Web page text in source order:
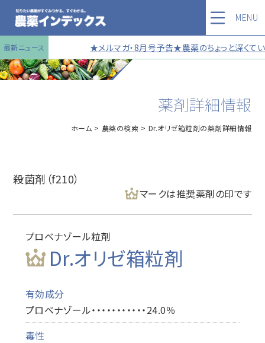
最新ニュース ★メルマガ・8月号予告★農薬のちょっと深
MENU
薬剤詳細情報
ホーム 農薬の検索 Dr.オリゼ箱粒剤の薬剤詳細情報
殺菌剤（f210）
マークは推奨薬剤の印です
プロベナゾール粒剤
Dr.オリゼ箱粒剤
有効成分
プロベナゾール・・・・・・・・・・・24.0％
毒性